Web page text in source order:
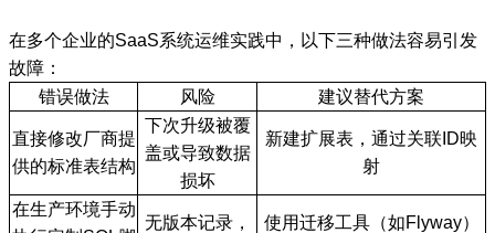
在多个企业的SaaS系统运维实践中，以下三种做法容易引发
故障：
错误做法
风险 建议替代方案
直接修改厂商提
供的标准表结构
下次升级被覆
盖或导致数据
损坏
新建扩展表，通过关联ID映
射
在生产环境手动
无版本记录，
使用迁移工具（如Flyway）